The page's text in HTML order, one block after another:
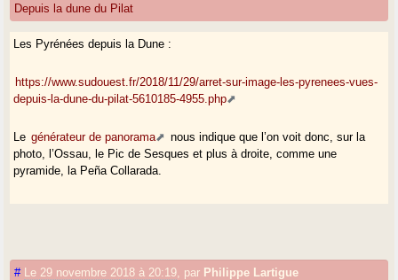
Depuis la dune du Pilat
Les Pyrénées depuis la Dune :
https://www.sudouest.fr/2018/11/29/arret-sur-image-les-pyrenees-vues-
depuis-la-dune-du-pilat-5610185-4955.php
Le générateur de panorama
nous indique que l’on voit donc, sur la
photo, l’Ossau, le Pic de Sesques et plus à droite, comme une
pyramide, la Peña Collarada.
# Le 29 novembre 2018 à 20:19 par Philippe Lartigue